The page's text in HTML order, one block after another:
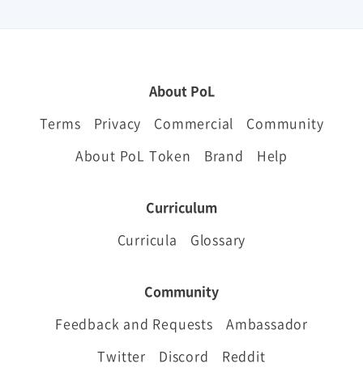
About PoL
Terms
Privacy Commercial
Community
About PoL Token
Brand Help
Curriculum
Curricula
Glossary
Community
Feedback and Requests
Ambassador
Twitter
Discord Reddit